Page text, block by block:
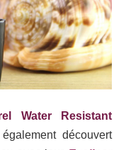
Water Resistant
découvert